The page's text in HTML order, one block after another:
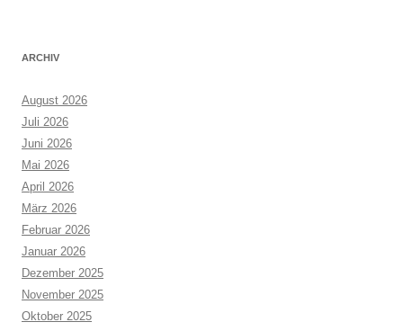
ARCHIV
August 2026
Juli 2026
Juni 2026
Mai 2026
April 2026
März 2026
Februar 2026
Januar 2026
Dezember 2025
November 2025
Oktober 2025